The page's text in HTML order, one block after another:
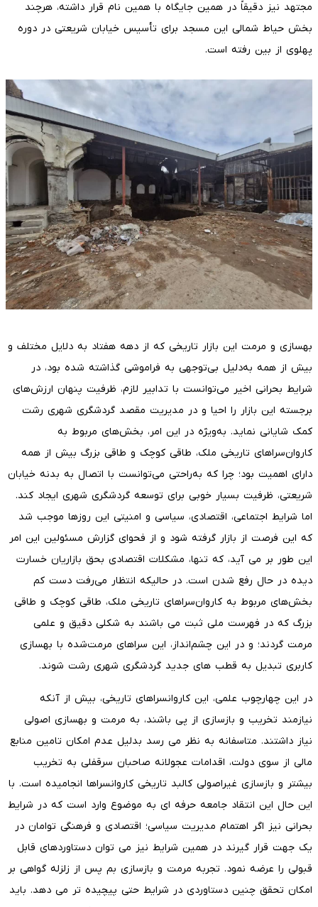
مجتهد نیز دقیقاً در همین جایگاه با همین نام قرار داشته، هرچند
بخش حیاط شمالی این مسجد برای تأسیس خیابان شریعتی در دوره
پهلوی از بین رفته است.
بهسازی و مرمت این بازار تاریخی که از دهه هفتاد به دلایل مختلف و
بیش از همه به‌دلیل بی‌توجهی به فراموشی گذاشته شده بود، در
شرایط بحرانی اخیر می‌توانست با تدابیر لازم، ظرفیت پنهان ارزش‌های
برجسته این بازار را احیا و در مدیریت مقصد گردشگری شهری رشت
کمک شایانی نماید. به‌ویژه در این امر، بخش‌های مربوط به
کاروان‌سراهای تاریخی ملک، طاقی کوچک و طاقی بزرگ بیش از همه
دارای اهمیت بود؛ چرا که به‌راحتی می‌توانست با اتصال به بدنه خیابان
شریعتی، ظرفیت بسیار خوبی برای توسعه گردشگری شهری ایجاد کند.
اما شرایط اجتماعی، اقتصادی، سیاسی و امنیتی این روزها موجب شد
که این فرصت از بازار گرفته شود و از فحوای گزارش مسئولین این امر
این طور بر می آید، که تنها، مشکلات اقتصادی بحق بازاریان خسارت
دیده در حال رفع شدن است. در حالیکه انتظار می‌رفت دست کم
بخش‌های مربوط به کاروان‌سراهای تاریخی ملک، طاقی کوچک و طاقی
بزرگ که در فهرست ملی ثبت می باشند به شکلی دقیق و علمی
مرمت گردند؛ و در این چشم‌انداز، این سراهای مرمت‌شده با بهسازی
کاربری تبدیل به قطب های جدید گردشگری شهری رشت شوند.
در این چهارچوب علمی، این کاروانسراهای تاریخی، بیش از آنکه
نیازمند تخریب و بازسازی از پی باشند، به مرمت و بهسازی اصولی
نیاز داشتند. متاسفانه به نظر می رسد بدلیل عدم امکان تامین منابع
مالی از سوی دولت، اقدامات عجولانه صاحبان سرقفلی به تخریب
بیشتر و بازسازی غیراصولی کالبد تاریخی کاروانسراها انجامیده است. با
این حال این انتقاد جامعه حرفه ای به موضوع وارد است که در شرایط
بحرانی نیز اگر اهتمام مدیریت سیاسی؛ اقتصادی و فرهنگی توامان در
یک جهت قرار گیرند در همین شرایط نیز می توان دستاوردهای قابل
قبولی را عرضه نمود. تجربه مرمت و بازسازی بم پس از زلزله گواهی بر
امکان تحقق چنین دستاوردی در شرایط حتی پیچیده تر می دهد. باید